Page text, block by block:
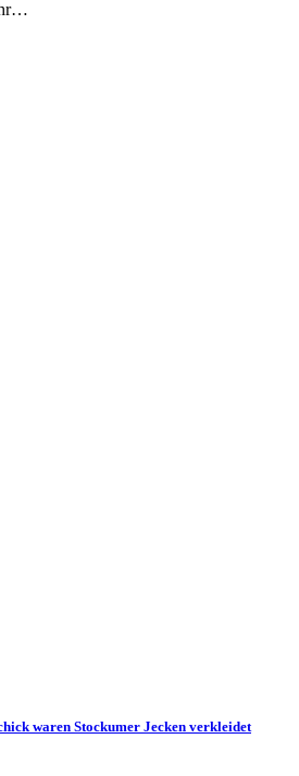
waren Stockumer Jecken verkleidet